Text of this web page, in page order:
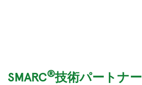
SMARC®技術パートナー